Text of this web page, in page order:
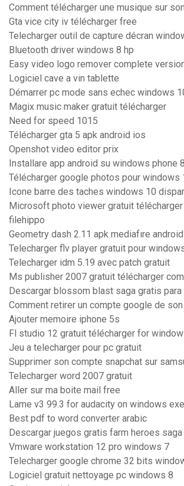
Comment télécharger une musique sur
Gta vice city iv télécharger free
Telecharger outil de capture décran
Bluetooth driver windows 8 hp
Easy video logo remover complete
Logiciel cave a vin tablette
Démarrer pc mode sans echec windows
Magix music maker gratuit télécharger
Need for speed 1015
Télécharger gta 5 apk android ios
Openshot video editor prix
Installare app android su windows phone
Télécharger google photos pour windows
Icone barre des taches windows 10
Microsoft photo viewer gratuit
filehippo
Geometry dash 2.11 apk mediafıre android
Telecharger flv player gratuit pour
Telecharger idm 5.19 avec patch gratuit
Ms publisher 2007 gratuit télécharger
Descargar blossom blast saga gratis para
Comment retirer un compte google de
Ajouter memoire iphone 5s
Fl studio 12 gratuit télécharger for
Jeu a telecharger pour pc gratuit
Supprimer son compte snapchat sur
Telecharger word 2007 gratuit
Aller sur ma boite mail free
Lame v3 99.3 for audacity on windows exe
Best pdf to word converter arabic
Descargar juegos gratis farm heroes saga
Vmware workstation 12 pro windows 7
Telecharger google chrome 32 bits
Logiciel gratuit nettoyage pc windows 8